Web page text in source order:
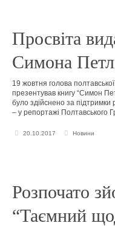
Просвіта
Симона
19 жовтня голова
презентував книгу “Симон
було здійснено за
– у репортажі Полтавського
20.10.2017 Новини
Розпочато
“Таємний